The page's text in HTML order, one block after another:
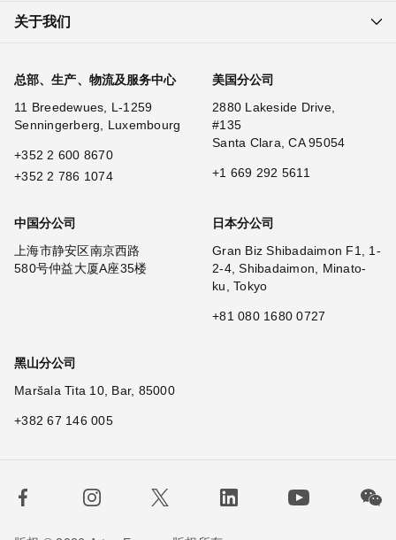
关于我们
总部、生产、物流及服务中心
11 Breedewues, L-1259
Senningerberg, Luxembourg
+352 2 600 8670
+352 2 786 1074
美国分公司
2880 Lakeside Drive,
#135
Santa Clara, CA 95054
+1 669 292 5611
中国分公司
上海市静安区南京西路
580号仲益大厦A座35楼
日本分公司
Gran Biz Shibadaimon F1, 1-
2-4, Shibadaimon, Minato-
ku, Tokyo
+81 080 1680 0727
黑山分公司
Maršala Tita 10, Bar, 85000
+382 67 146 005